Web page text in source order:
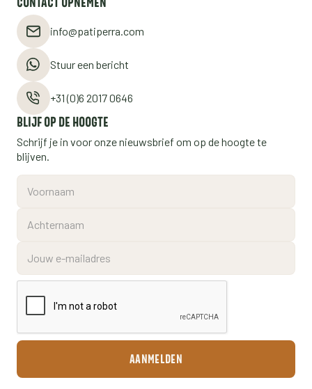
info@patiperra.com
Stuur een bericht
+31 (0)6 2017 0646
BLIJF OP DE HOOGTE
Schrijf je in voor onze nieuwsbrief om op de hoogte te
blijven.